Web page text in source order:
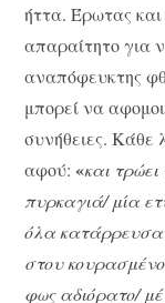
ήττα. Έρωτας και
απαραίτητο για
αναπόφευκτης
μπορεί να
συνήθειες. Κάθε
αφού:«και
πυρκαγιά/ μία
όλα
στου
φως αδιόρατο/